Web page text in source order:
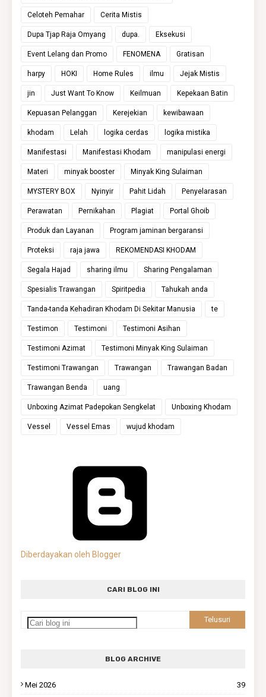
Celoteh Pemahar Cerita Mistis
Dupa Tjap Raja Omyang dupa. Eksekusi
Event Lelang dan Promo FENOMENA Gratisan
harpy HOKI Home Rules ilmu Jejak Mistis
jin Just Want To Know Keilmuan Kepekaan Batin
Kepuasan Pelanggan Kerejekian kewibawaan
khodam Lelah logika cerdas logika mistika
Manifestasi Manifestasi Khodam manipulasi energi
Materi minyak booster Minyak King Sulaiman
MYSTERY BOX Nyinyir Pahit Lidah Penyelarasan
Perawatan Pernikahan Plagiat Portal Ghoib
Produk dan Layanan Program jaminan bergaransi
Proteksi raja jawa REKOMENDASI KHODAM
Segala Hajad sharing ilmu Sharing Pengalaman
Spesialis Trawangan Spiritpedia Tahukah anda
Tanda-tanda Kehadiran Khodam Di Sekitar Manusia te
Testimon Testimoni Testimoni Asihan
Testimoni Azimat Testimoni Minyak King Sulaiman
Testimoni Trawangan Trawangan Trawangan Badan
Trawangan Benda uang
Unboxing Azimat Padepokan Sengkelat Unboxing Khodam
Vessel Vessel Emas wujud khodam
Diberdayakan oleh Blogger
CARI BLOG INI
BLOG ARCHIVE
Mei 2026 39